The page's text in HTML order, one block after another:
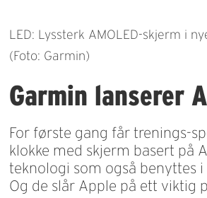
LED: Lyssterk AMOLED-skjerm i
(Foto: Garmin)
Garmin lanserer
For første gang får trenings-
klokke med skjerm basert på
teknologi som også benyttes i
Og de slår Apple på ett viktig